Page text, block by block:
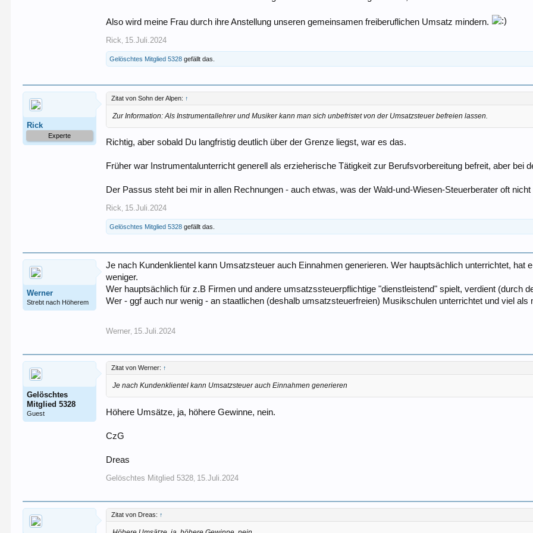
Also wird meine Frau durch ihre Anstellung unseren gemeinsamen freiberuflichen Umsatz mindern.
Rick 15.Juli.2024
Gelöschtes Mitglied 5328 gefällt das.
Rick
Experte
Zitat von Sohn der Alpen: ↑
Zur Information: Als Instrumentallehrer und Musiker kann man sich unbefristet von der Umsatzsteuer befreien lassen.
Richtig, aber sobald Du langfristig deutlich über der Grenze liegst, war es das.
Früher war Instrumentalunterricht generell als erzieherische Tätigkeit zur Berufsvorbereitung befreit, aber bei
Der Passus steht bei mir in allen Rechnungen - auch etwas, was der Wald-und-Wiesen-Steuerberater oft
Rick 15.Juli.2024
Gelöschtes Mitglied 5328 gefällt das.
Werner
Strebt nach Höherem
Je nach Kundenklientel kann Umsatzsteuer auch Einnahmen generieren. Wer hauptsächlich unterrichtet, hat
weniger.
Wer hauptsächlich für z.B Firmen und andere umsatzssteuerpflichtige "dienstleistend" spielt, verdient (durch
Wer - ggf auch nur wenig - an staatlichen (deshalb umsatzsteuerfreien) Musikschulen unterrichtet und viel
Werner 15.Juli.2024
Gelöschtes
Mitglied 5328
Guest
Zitat von Werner: ↑
Je nach Kundenklientel kann Umsatzsteuer auch Einnahmen generieren
Höhere Umsätze, ja, höhere Gewinne, nein.
CzG
Dreas
Gelöschtes Mitglied 5328 15.Juli.2024
Zitat von Dreas: ↑